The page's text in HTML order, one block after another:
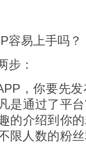
易上手吗？
：
，你要先发
是通过了平
的介绍到你
限人数的粉